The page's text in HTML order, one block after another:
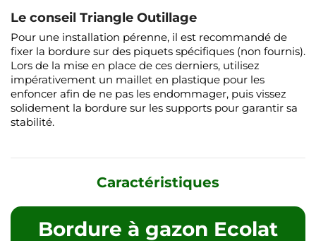
Le conseil Triangle Outillage
Pour une installation pérenne, il est recommandé de
fixer la bordure sur des piquets spécifiques (non fournis).
Lors de la mise en place de ces derniers, utilisez
impérativement un maillet en plastique pour les
enfoncer afin de ne pas les endommager, puis vissez
solidement la bordure sur les supports pour garantir sa
stabilité.
Caractéristiques
Bordure à gazon Ecolat